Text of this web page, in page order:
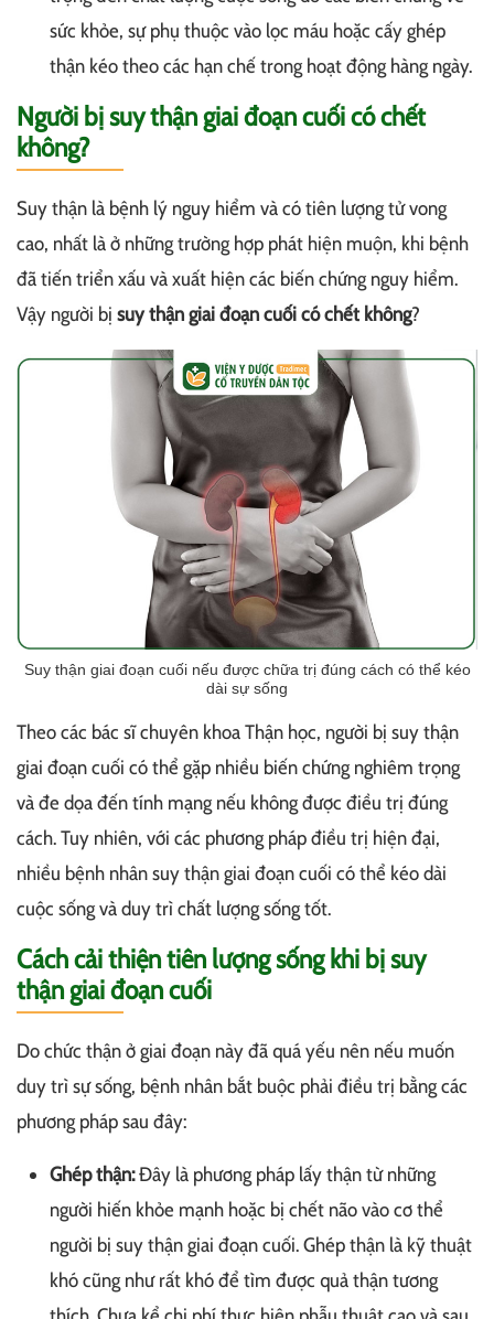
sức khỏe, sự phụ thuộc vào lọc máu hoặc cấy ghép
thận kéo theo các hạn chế trong hoạt động hàng ngày.
Người bị suy thận giai đoạn cuối có chết
không?
Suy thận là bệnh lý nguy hiểm và có tiên lượng tử vong
cao, nhất là ở những trường hợp phát hiện muộn, khi bệnh
đã tiến triển xấu và xuất hiện các biến chứng nguy hiểm.
Vậy người bị suy thận giai đoạn cuối có chết không?
Suy thận giai đoạn cuối nếu được chữa trị đúng cách có thể kéo
dài sự sống
Theo các bác sĩ chuyên khoa Thận học, người bị suy thận
giai đoạn cuối có thể gặp nhiều biến chứng nghiêm trọng
và đe dọa đến tính mạng nếu không được điều trị đúng
cách. Tuy nhiên, với các phương pháp điều trị hiện đại,
nhiều bệnh nhân suy thận giai đoạn cuối có thể kéo dài
cuộc sống và duy trì chất lượng sống tốt.
Cách cải thiện tiên lượng sống khi bị suy
thận giai đoạn cuối
Do chức thận ở giai đoạn này đã quá yếu nên nếu muốn
duy trì sự sống, bệnh nhân bắt buộc phải điều trị bằng các
phương pháp sau đây:
Ghép thận:Đây là phương pháp lấy thận từ những
người hiến khỏe mạnh hoặc bị chết não vào cơ thể
người bị suy thận giai đoạn cuối. Ghép thận là kỹ thuật
khó cũng như rất khó để tìm được quả thận tương